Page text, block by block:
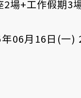
場+工作假期3
06月16日(一